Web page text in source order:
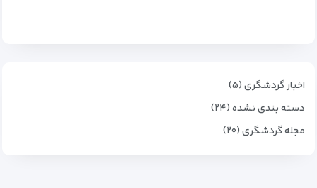
اخبار گردشگری (۵)
دسته بندی نشده (۲۴)
مجله گردشگری (۲۰)